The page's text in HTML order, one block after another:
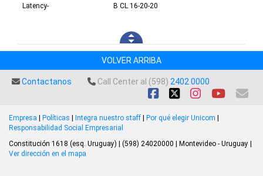
Latency- B CL 16-20-20
VOLVER ARRIBA
Contactanos Call Center al (598) 2402 0000
Empresa Políticas Integra nuestro staff Por qué elegir Unicom
Responsabilidad Social Empresarial
Constitución 1618 (esq. Uruguay) | (598) 24020000 | Montevideo - Uruguay |
Ver dirección en el mapa